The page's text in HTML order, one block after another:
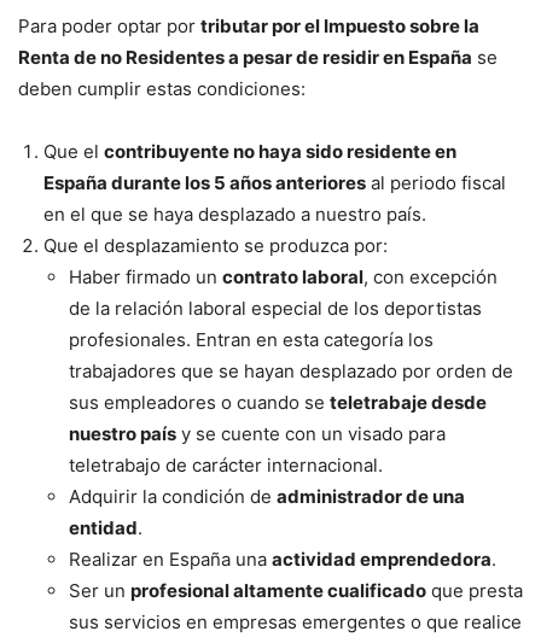
Para poder optar por tributar por el Impuesto sobre la
Renta de no Residentes a pesar de residir en España se
deben cumplir estas condiciones:
Que el contribuyente no haya sido residente en
España durante los 5 años anteriores al periodo fiscal
en el que se haya desplazado a nuestro país.
Que el desplazamiento se produzca por:
Haber firmado un contrato laboral, con excepción
de la relación laboral especial de los deportistas
profesionales. Entran en esta categoría los
trabajadores que se hayan desplazado por orden de
sus empleadores o cuando se teletrabaje desde
nuestro país y se cuente con un visado para
teletrabajo de carácter internacional.
Adquirir la condición de administrador de una
entidad.
Realizar en España una actividad emprendedora.
Ser un profesional altamente cualificado que presta
sus servicios en empresas emergentes o que realice